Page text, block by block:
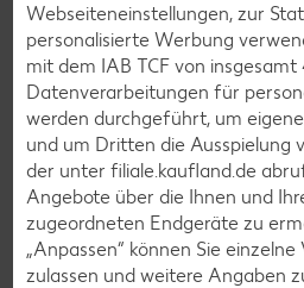
Webseiteneinstellungen, zur
personalisierte Werbung
mit dem IAB TCF von insgesamt
Datenverarbeitungen für
werden durchgeführt, um
und um Dritten die Ausspielung
der unter filiale.kaufland.de
Angebote über die Ihnen und
zugeordneten Endgeräte zu
„Anpassen“ können Sie
zulassen und weitere Angaben